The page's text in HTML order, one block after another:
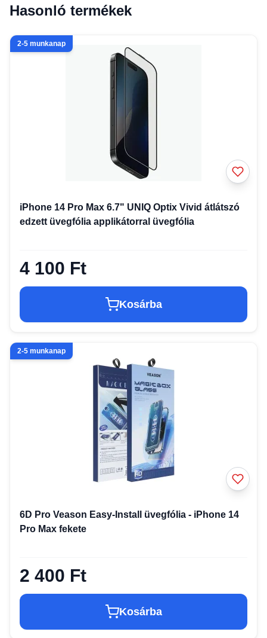
Hasonló termékek
2-5 munkanap
iPhone 14 Pro Max 6.7" UNIQ Optix Vivid átlátszó
edzett üvegfólia applikátorral üvegfólia
4 100 Ft
Kosárba
2-5 munkanap
6D Pro Veason Easy-Install üvegfólia - iPhone 14
Pro Max fekete
2 400 Ft
Kosárba